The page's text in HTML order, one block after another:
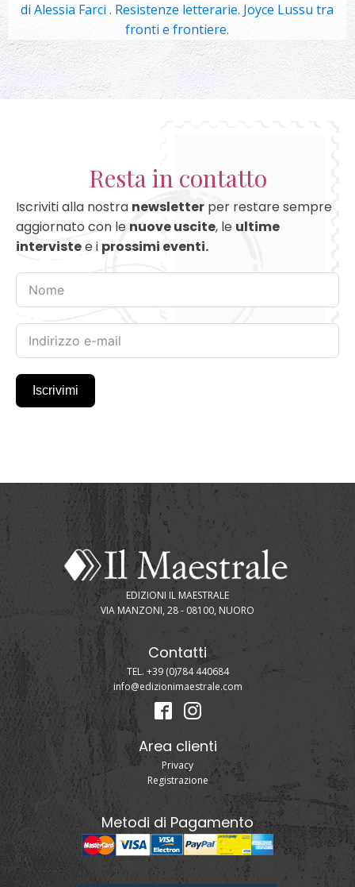
di Alessia Farci . Resistenze letterarie. Joyce Lussu tra
fronti e frontiere.
Resta in contatto
Iscriviti alla nostra newsletter per restare sempre
aggiornato con le nuove uscite, le ultime
intervistee i prossimi eventi.
Iscrivimi
EDIZIONI IL MAESTRALE
VIA MANZONI, 28 - 08100, NUORO
Contatti
TEL. +39 (0)784 440684
info@edizionimaestrale.com
Area clienti
Privacy
Registrazione
Metodi di Pagamento